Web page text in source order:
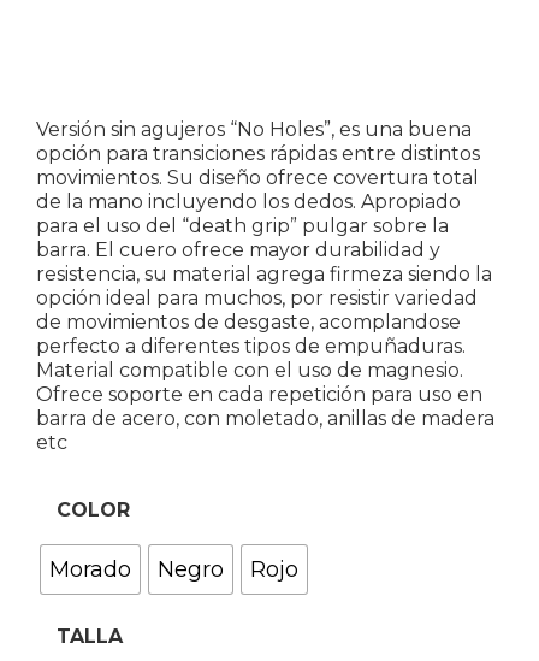
Versión sin agujeros “No Holes”, es una buena
opción para transiciones rápidas entre distintos
movimientos. Su diseño ofrece covertura total
de la mano incluyendo los dedos. Apropiado
para el uso del “death grip” pulgar sobre la
barra. El cuero ofrece mayor durabilidad y
resistencia, su material agrega firmeza siendo la
opción ideal para muchos, por resistir variedad
de movimientos de desgaste, acomplandose
perfecto a diferentes tipos de empuñaduras.
Material compatible con el uso de magnesio.
Ofrece soporte en cada repetición para uso en
barra de acero, con moletado, anillas de madera
etc
COLOR
Morado Negro Rojo
TALLA